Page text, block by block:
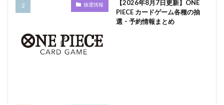
抽選情報
【2026年8月7日更新】ONE
PIECE カードゲーム各種の抽
選・予約情報まとめ